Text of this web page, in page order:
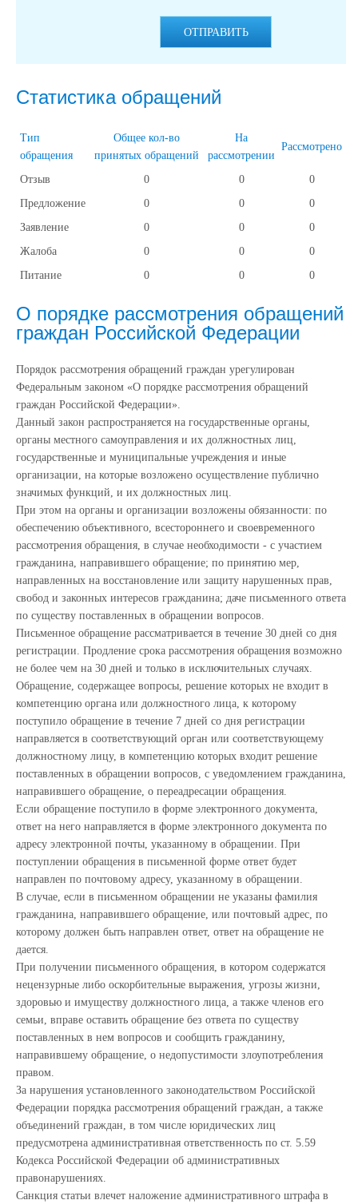
ОТПРАВИТЬ
Статистика обращений
Тип
обращения
Общее кол-во
принятых обращений
На
рассмотрении
Рассмотрено
Отзыв 0 0
0
Предложение
0 0
0
Заявление
0 0
0
Жалоба
0 0
0
Питание
0 0 0
О порядке рассмотрения обращений
граждан Российской Федерации
Порядок рассмотрения обращений граждан урегулирован
Федеральным законом «О порядке рассмотрения обращений
граждан Российской Федерации».
Данный закон распространяется на государственные органы,
органы местного самоуправления и их должностных лиц,
государственные и муниципальные учреждения и иные
организации, на которые возложено осуществление публично
значимых функций, и их должностных лиц.
При этом на органы и организации возложены обязанности: по
обеспечению объективного, всестороннего и своевременного
рассмотрения обращения, в случае необходимости - с участием
гражданина, направившего обращение; по принятию мер,
направленных на восстановление или защиту нарушенных прав,
свобод и законных интересов гражданина; даче письменного ответа
по существу поставленных в обращении вопросов.
Письменное обращение рассматривается в течение 30 дней со дня
регистрации. Продление срока рассмотрения обращения возможно
не более чем на 30 дней и только в исключительных случаях.
Обращение, содержащее вопросы, решение которых не входит в
компетенцию органа или должностного лица, к которому
поступило обращение в течение 7 дней со дня регистрации
направляется в соответствующий орган или соответствующему
должностному лицу, в компетенцию которых входит решение
поставленных в обращении вопросов, с уведомлением гражданина,
направившего обращение, о переадресации обращения.
Если обращение поступило в форме электронного документа,
ответ на него направляется в форме электронного документа по
адресу электронной почты, указанному в обращении. При
поступлении обращения в письменной форме ответ будет
направлен по почтовому адресу, указанному в обращении.
В случае, если в письменном обращении не указаны фамилия
гражданина, направившего обращение, или почтовый адрес, по
которому должен быть направлен ответ, ответ на обращение не
дается.
При получении письменного обращения, в котором содержатся
нецензурные либо оскорбительные выражения, угрозы жизни,
здоровью и имуществу должностного лица, а также членов его
семьи, вправе оставить обращение без ответа по существу
поставленных в нем вопросов и сообщить гражданину,
направившему обращение, о недопустимости злоупотребления
правом.
За нарушения установленного законодательством Российской
Федерации порядка рассмотрения обращений граждан, а также
объединений граждан, в том числе юридических лиц
предусмотрена административная ответственность по ст. 5.59
Кодекса Российской Федерации об административных
правонарушениях.
Санкция статьи влечет наложение административного штрафа в